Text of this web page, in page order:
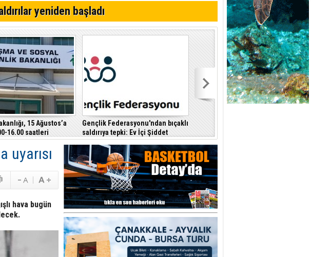
bir araya geldi
kurtaran değil, geleceği planlayan
yeniden başladı
15 Ağustos’a
16.00 saatleri
altında çalışmayı
Gençlik Federasyonu'ndan bıçaklı
saldırıya tepki: Ev İçi Şiddet
Yasası hayata geçirilmeli
uyarısı
hava bugün